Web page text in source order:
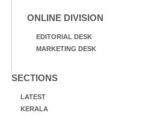
ONLINE DIVISION
EDITORIAL DESK
MARKETING DESK
SECTIONS
LATEST
KERALA